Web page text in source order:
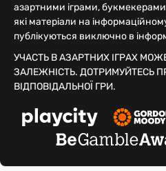
азартними іграми,
які матеріали на
публікуються виключно в
УЧАСТЬ В АЗАРТНИХ ІГРАХ
ЗАЛЕЖНІСТЬ. ДОТРИМУЙТЕСЬ
ВІДПОВІДАЛЬНОЇ ГРИ.